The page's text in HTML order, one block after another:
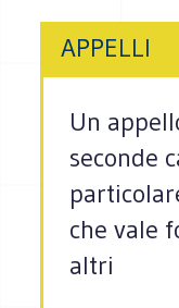
APPELLI
Un
seconde
che vale
altri